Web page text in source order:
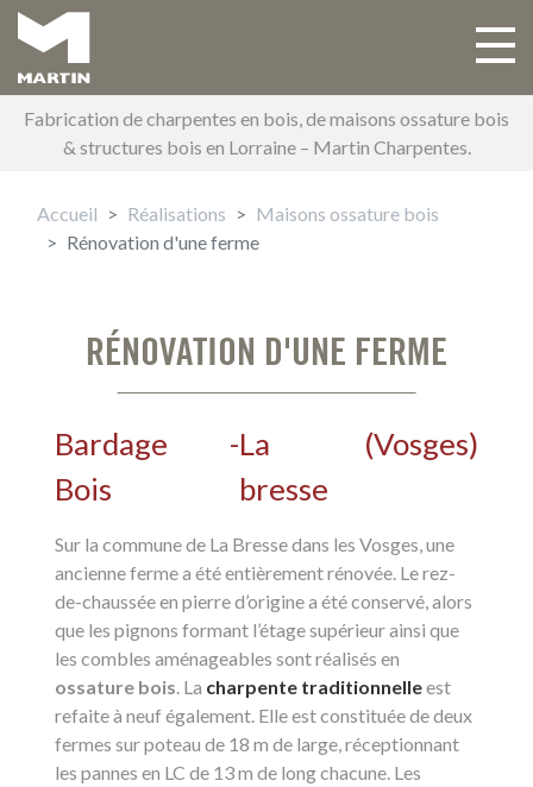
Aller
au
contenu
principal
Main navigation Toggle
Fabrication de charpentes en bois, de maisons ossature bois
& structures bois en Lorraine – Martin Charpentes.
Accueil Réalisations
Maisons ossature bois
Rénovation d'une ferme
RÉNOVATION D'UNE FERME
Bardage
Bois
-La
bresse
(Vosges)
Sur la commune de La Bresse dans les Vosges, une
ancienne ferme a été entièrement rénovée. Le rez-
de-chaussée en pierre d’origine a été conservé, alors
que les pignons formant l’étage supérieur ainsi que
les combles aménageables sont réalisés en
ossature bois. La charpente traditionnelleest
refaite à neuf également. Elle est constituée de deux
fermes sur poteau de 18 m de large, réceptionnant
les pannes en LC de 13 m de long chacune. Les